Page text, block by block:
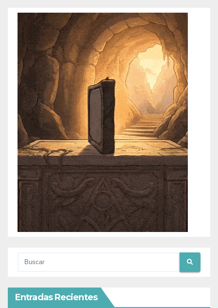
Entradas Recientes